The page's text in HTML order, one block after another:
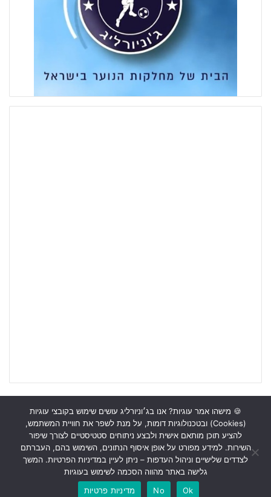
ראשי כתבות תכנים מקצועיים תנאי שימוש
מדיניות אבטחה
כתבו לנו
Facebook
YouTube
Instagram
🍪 מישהו אמר עוגיות? אנו בג׳וניורליג עושים שימוש בקובצי עוגיות
(Cookies) ובטכנולוגיות דומות, על מנת לשפר את חוויית המשתמש,
להציע תוכן מותאם אישית ולבצע ניתוחים סטטיסטיים לצורך שיפור
השירות. למידע מפורט על אופן איסוף הנתונים, השימוש בהם, העברתם
לצדדים שלישיים וניהול העדפות – ניתן לעיין במדיניות הפרטיות. המשך
גלישה באתר מהווה הסכמה לשימוש בעוגיות
Ok
No מדיניות פרטיות